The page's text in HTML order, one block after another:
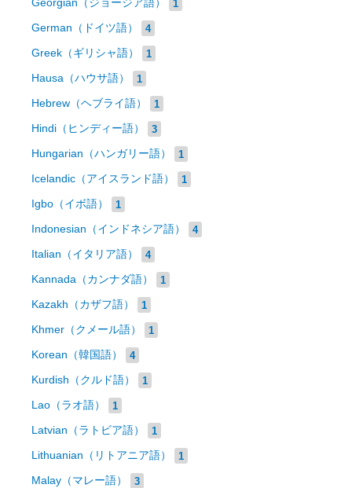
Georgian（ジョージア語） 1
German（ドイツ語） 4
Greek（ギリシャ語） 1
Hausa（ハウサ語） 1
Hebrew（ヘブライ語） 1
Hindi（ヒンディー語） 3
Hungarian（ハンガリー語） 1
Icelandic（アイスランド語） 1
Igbo（イボ語） 1
Indonesian（インドネシア語） 4
Italian（イタリア語） 4
Kannada（カンナダ語） 1
Kazakh（カザフ語） 1
Khmer（クメール語） 1
Korean（韓国語） 4
Kurdish（クルド語） 1
Lao（ラオ語） 1
Latvian（ラトビア語） 1
Lithuanian（リトアニア語） 1
Malay（マレー語） 3